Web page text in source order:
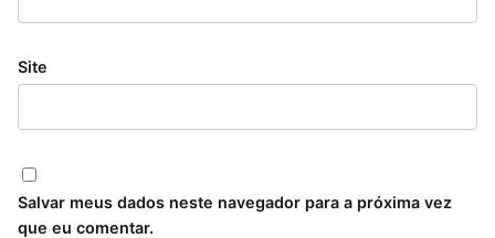
Site
Salvar meus dados neste navegador para a próxima vez
que eu comentar.